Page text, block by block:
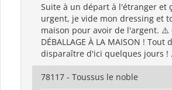
Suite à un départ à l'étranger et
urgent, je vide mon dressing et
maison pour avoir de l'argent. ⚠️
DÉBALLAGE À LA MAISON ! Tout
disparaître d'ici quelques jours !
78117 - Toussus le noble